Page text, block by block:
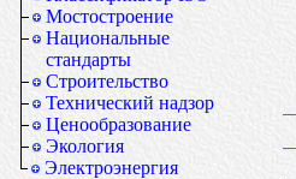
Мостостроение
Национальные
стандарты
Строительство
Технический надзор
Ценообразование
Экология
Электроэнергия